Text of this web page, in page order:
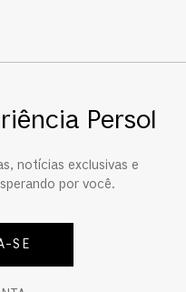
Persol
notícias exclusivas e
por você.
SE